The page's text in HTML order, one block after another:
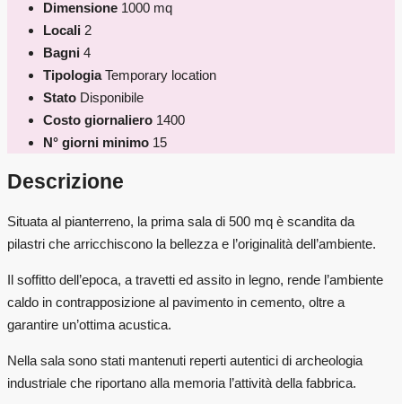
Dimensione 1000 mq
Locali 2
Bagni 4
Tipologia Temporary location
Stato Disponibile
Costo giornaliero 1400
N° giorni minimo 15
Descrizione
Situata al pianterreno, la prima sala di 500 mq è scandita da
pilastri che arricchiscono la bellezza e l’originalità dell’ambiente.
Il soffitto dell’epoca, a travetti ed assito in legno, rende l’ambiente
caldo in contrapposizione al pavimento in cemento, oltre a
garantire un’ottima acustica.
Nella sala sono stati mantenuti reperti autentici di archeologia
industriale che riportano alla memoria l’attività della fabbrica.